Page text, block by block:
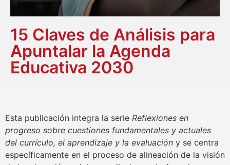
15 Claves de Análisis para
Apuntalar la Agenda
Educativa 2030
Esta publicación integra la serie Reflexiones en
progreso sobre cuestiones fundamentales y actuales
del currículo, el aprendizaje y la evaluación y se centra
específicamente en el proceso de alineación de la visión